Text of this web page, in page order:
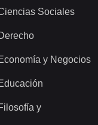
Sociales
y Negocios
y